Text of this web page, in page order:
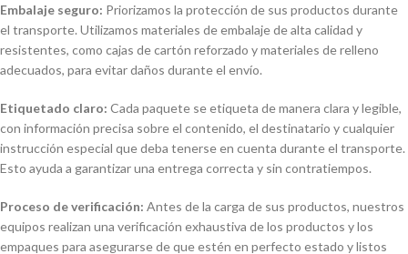
Embalaje seguro: Priorizamos la protección de sus productos durante
el transporte. Utilizamos materiales de embalaje de alta calidad y
resistentes, como cajas de cartón reforzado y materiales de relleno
adecuados, para evitar daños durante el envío.
Etiquetado claro: Cada paquete se etiqueta de manera clara y legible,
con información precisa sobre el contenido, el destinatario y cualquier
instrucción especial que deba tenerse en cuenta durante el transporte.
Esto ayuda a garantizar una entrega correcta y sin contratiempos.
Proceso de verificación: Antes de la carga de sus productos, nuestros
equipos realizan una verificación exhaustiva de los productos y los
empaques para asegurarse de que estén en perfecto estado y listos